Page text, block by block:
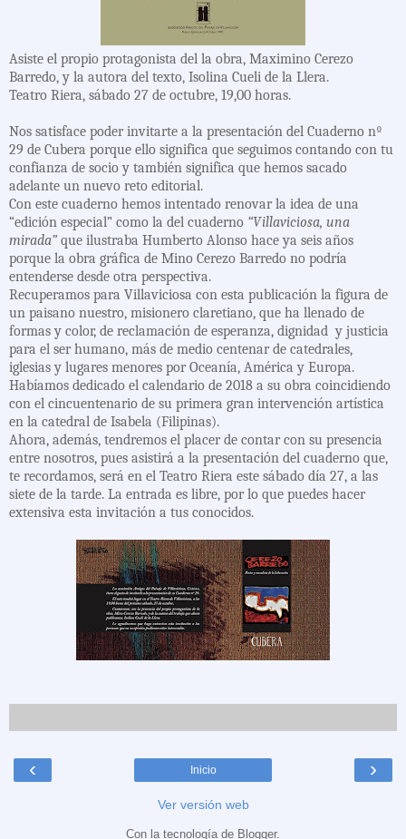
Asiste el propio protagonista del la obra, Maximino Cerezo
Barredo, y la autora del texto, Isolina Cueli de la Llera.
Teatro Riera, sábado 27 de octubre, 19,00 horas.
Nos satisface poder invitarte a la presentación del Cuaderno nº
29 de Cubera porque ello significa que seguimos contando con tu
confianza de socio y también significa que hemos sacado
adelante un nuevo reto editorial.
Con este cuaderno hemos intentado renovar la idea de una
“edición especial” como la del cuaderno “Villaviciosa, una
mirada” que ilustraba Humberto Alonso hace ya seis años
porque la obra gráfica de Mino Cerezo Barredo no podría
entenderse desde otra perspectiva.
Recuperamos para Villaviciosa con esta publicación la figura de
un paisano nuestro, misionero claretiano, que ha llenado de
formas y color, de reclamación de esperanza, dignidad y justicia
para el ser humano, más de medio centenar de catedrales,
iglesias y lugares menores por Oceanía, América y Europa.
Habíamos dedicado el calendario de 2018 a su obra coincidiendo
con el cincuentenario de su primera gran intervención artística
en la catedral de Isabela (Filipinas).
Ahora, además, tendremos el placer de contar con su presencia
entre nosotros, pues asistirá a la presentación del cuaderno que,
te recordamos, será en el Teatro Riera este sábado día 27, a las
siete de la tarde. La entrada es libre, por lo que puedes hacer
extensiva esta invitación a tus conocidos.
‹ ›
Inicio
Ver versión web
Con la tecnología de Blogger.